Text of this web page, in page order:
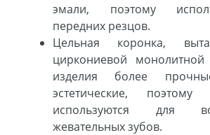
эмали, поэтому
передних резцов.
Цельная коронка,
циркониевой
изделия более
эстетические,
используются для
жевательных зубов.